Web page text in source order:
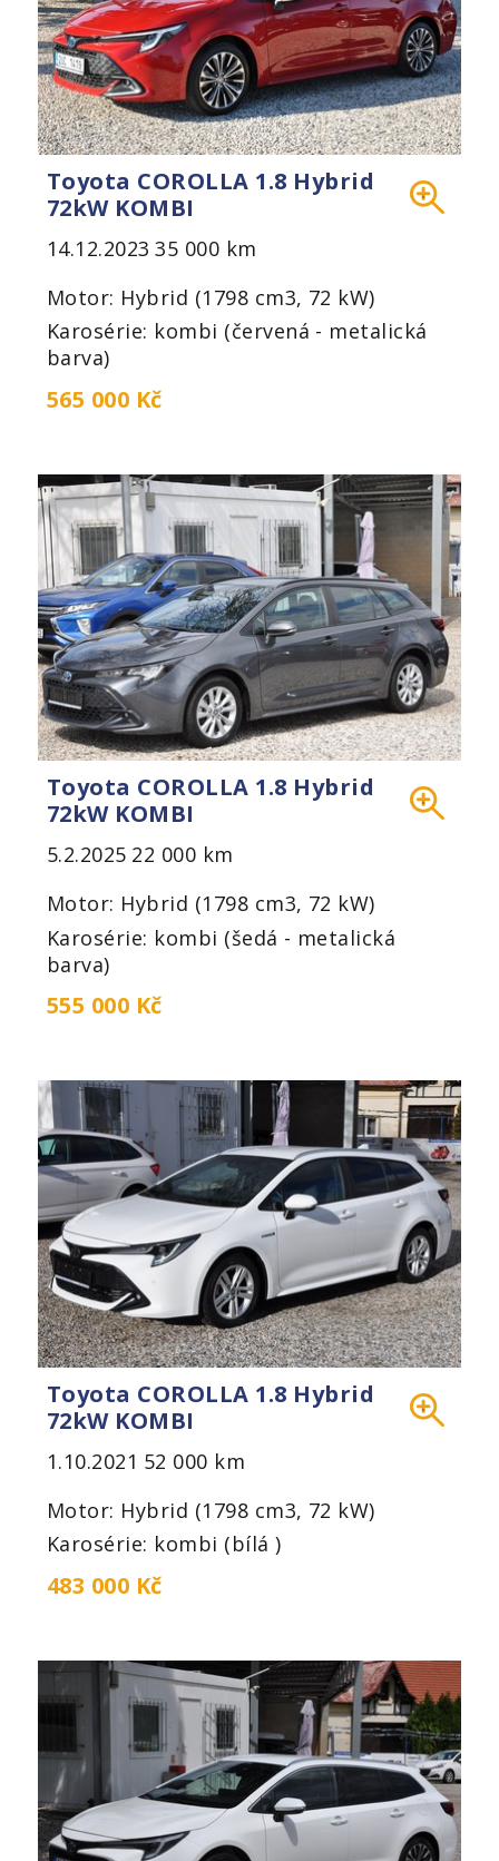
Toyota COROLLA 1.8 Hybrid
72kW KOMBI
14.12.2023 35 000 km
Motor: Hybrid (1798 cm3, 72 kW)
Karosérie: kombi (červená - metalická
barva)
565 000 Kč
Toyota COROLLA 1.8 Hybrid
72kW KOMBI
5.2.2025 22 000 km
Motor: Hybrid (1798 cm3, 72 kW)
Karosérie: kombi (šedá - metalická
barva)
555 000 Kč
Toyota COROLLA 1.8 Hybrid
72kW KOMBI
1.10.2021 52 000 km
Motor: Hybrid (1798 cm3, 72 kW)
Karosérie: kombi (bílá )
483 000 Kč